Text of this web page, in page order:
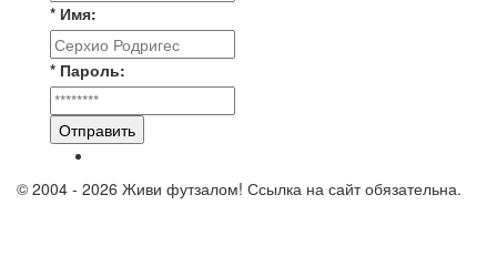
* Имя:
* Пароль:
Отправить
© 2004 - 2026 Живи футзалом! Ссылка на сайт обязательна.